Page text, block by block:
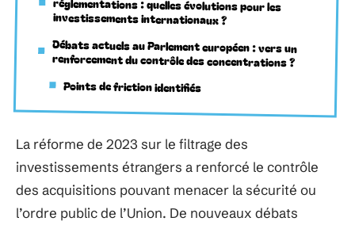
investissements internationaux ?
Débats actuels au Parlement européen : vers un
renforcement du contrôle des concentrations ?
Points de friction identifiés
La réforme de 2023 sur le filtrage des
investissements étrangers a renforcé le contrôle
des acquisitions pouvant menacer la sécurité ou
l’ordre public de l’Union. De nouveaux débats